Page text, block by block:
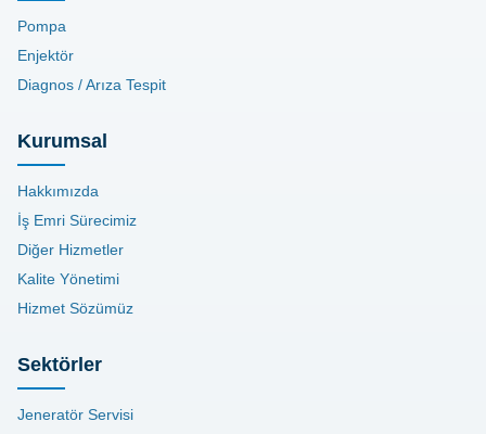
Pompa
Enjektör
Diagnos / Arıza Tespit
Kurumsal
Hakkımızda
İş Emri Sürecimiz
Diğer Hizmetler
Kalite Yönetimi
Hizmet Sözümüz
Sektörler
Jeneratör Servisi